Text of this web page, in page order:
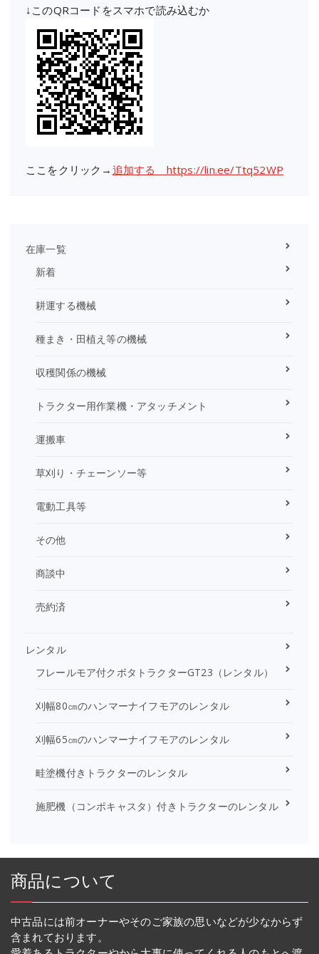
↓このQRコードをスマホで読み込むか
ここをクリック→ 追加する https://lin.ee/Ttq52WP
在庫一覧
新着
耕運する機械
種まき・田植え等の機械
収穫関係の機械
トラクター用作業機・アタッチメント
運搬車
草刈り・チェーンソー等
電動工具等
その他
商談中
売約済
レンタル
フレールモア付クボタトラクターGT23（レンタル）
刈幅80㎝のハンマーナイフモアのレンタル
刈幅65㎝のハンマーナイフモアのレンタル
畦塗機付きトラクターのレンタル
施肥機（コンポキャスタ）付きトラクターのレンタル
商品について
中古品には前オーナーやそのご家族の思いなどが少なからず
含まれております。